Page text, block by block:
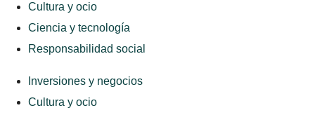
Cultura y ocio
Ciencia y tecnología
Responsabilidad social
Inversiones y negocios
Cultura y ocio